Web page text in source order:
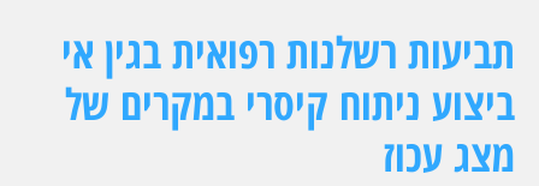
תביעות רשלנות רפואית בגין אי
ביצוע ניתוח קיסרי במקרים של
מצג עכוז